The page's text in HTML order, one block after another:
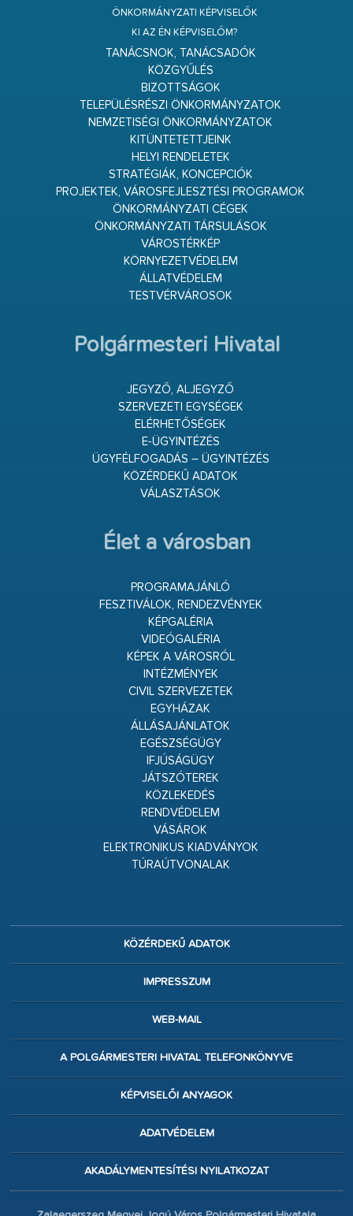
ÖNKORMÁNYZATI KÉPVISELŐK
KI AZ ÉN KÉPVISELŐM?
TANÁCSNOK, TANÁCSADÓK
KÖZGYŰLÉS
BIZOTTSÁGOK
TELEPÜLÉSRÉSZI ÖNKORMÁNYZATOK
NEMZETISÉGI ÖNKORMÁNYZATOK
KITÜNTETETTJEINK
HELYI RENDELETEK
STRATÉGIÁK, KONCEPCIÓK
PROJEKTEK, VÁROSFEJLESZTÉSI PROGRAMOK
ÖNKORMÁNYZATI CÉGEK
ÖNKORMÁNYZATI TÁRSULÁSOK
VÁROSTÉRKÉP
KÖRNYEZETVÉDELEM
ÁLLATVÉDELEM
TESTVÉRVÁROSOK
Polgármesteri Hivatal
JEGYZŐ, ALJEGYZŐ
SZERVEZETI EGYSÉGEK
ELÉRHETŐSÉGEK
E-ÜGYINTÉZÉS
ÜGYFÉLFOGADÁS – ÜGYINTÉZÉS
KÖZÉRDEKŰ ADATOK
VÁLASZTÁSOK
Élet a városban
PROGRAMAJÁNLÓ
FESZTIVÁLOK, RENDEZVÉNYEK
KÉPGALÉRIA
VIDEÓGALÉRIA
KÉPEK A VÁROSRÓL
INTÉZMÉNYEK
CIVIL SZERVEZETEK
EGYHÁZAK
ÁLLÁSAJÁNLATOK
EGÉSZSÉGÜGY
IFJÚSÁGÜGY
JÁTSZÓTEREK
KÖZLEKEDÉS
RENDVÉDELEM
VÁSÁROK
ELEKTRONIKUS KIADVÁNYOK
TÚRAÚTVONALAK
KÖZÉRDEKŰ ADATOK
IMPRESSZUM
WEB-MAIL
A POLGÁRMESTERI HIVATAL TELEFONKÖNYVE
KÉPVISELŐI ANYAGOK
ADATVÉDELEM
AKADÁLYMENTESÍTÉSI NYILATKOZAT